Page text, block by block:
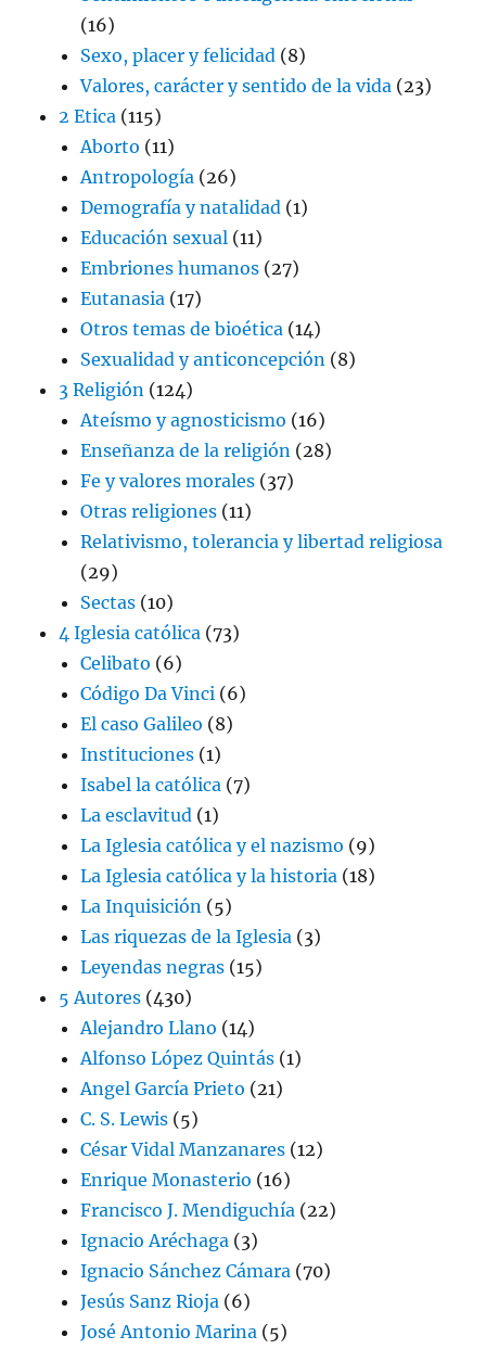
(16)
Sexo, placer y felicidad (8)
Valores, carácter y sentido de la vida (23)
2 Etica (115)
Aborto (11)
Antropología (26)
Demografía y natalidad (1)
Educación sexual (11)
Embriones humanos (27)
Eutanasia (17)
Otros temas de bioética (14)
Sexualidad y anticoncepción (8)
3 Religión (124)
Ateísmo y agnosticismo (16)
Enseñanza de la religión (28)
Fe y valores morales (37)
Otras religiones (11)
Relativismo, tolerancia y libertad religiosa
(29)
Sectas (10)
4 Iglesia católica (73)
Celibato (6)
Código Da Vinci (6)
El caso Galileo (8)
Instituciones (1)
Isabel la católica (7)
La esclavitud (1)
La Iglesia católica y el nazismo (9)
La Iglesia católica y la historia (18)
La Inquisición (5)
Las riquezas de la Iglesia (3)
Leyendas negras (15)
5 Autores (430)
Alejandro Llano (14)
Alfonso López Quintás (1)
Angel García Prieto (21)
C. S. Lewis (5)
César Vidal Manzanares (12)
Enrique Monasterio (16)
Francisco J. Mendiguchía (22)
Ignacio Aréchaga (3)
Ignacio Sánchez Cámara (70)
Jesús Sanz Rioja (6)
José Antonio Marina (5)